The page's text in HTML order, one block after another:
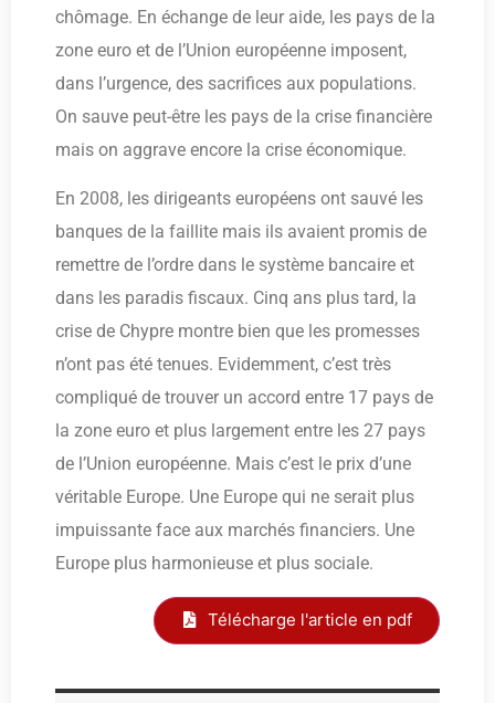
chômage. En échange de leur aide, les pays de la
zone euro et de l’Union européenne imposent,
dans l’urgence, des sacrifices aux populations.
On sauve peut-être les pays de la crise financière
mais on aggrave encore la crise économique.
En 2008, les dirigeants européens ont sauvé les
banques de la faillite mais ils avaient promis de
remettre de l’ordre dans le système bancaire et
dans les paradis fiscaux. Cinq ans plus tard, la
crise de Chypre montre bien que les promesses
n’ont pas été tenues. Evidemment, c’est très
compliqué de trouver un accord entre 17 pays de
la zone euro et plus largement entre les 27 pays
de l’Union européenne. Mais c’est le prix d’une
véritable Europe. Une Europe qui ne serait plus
impuissante face aux marchés financiers. Une
Europe plus harmonieuse et plus sociale.
Télécharge l'article en pdf